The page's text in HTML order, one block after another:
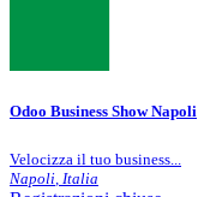
Odoo Business Show Napoli
Velocizza il tuo business...
Napoli, Italia